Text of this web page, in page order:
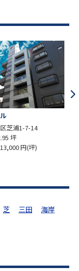
東京都港区三田3-
坪単価：14,388
芝 三田
海岸